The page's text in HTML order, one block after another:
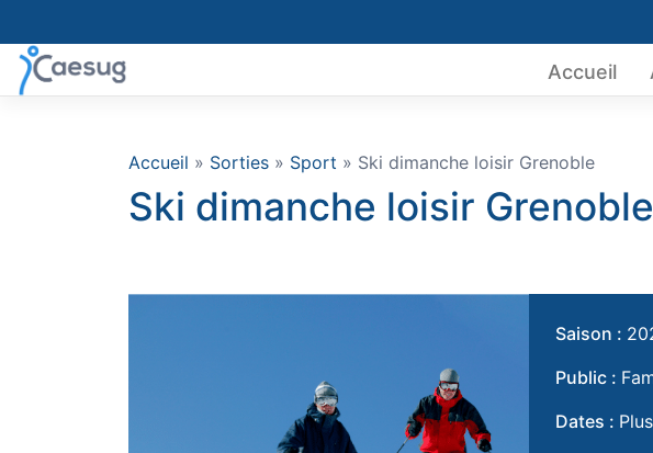
to
content
Accueil
Accueil » Sorties » Sport » Ski dimanche loisir Grenoble
Ski dimanche loisir Grenoble
Saison :
Public :
Dates :